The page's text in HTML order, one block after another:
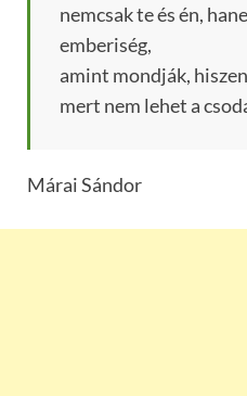
nemcsak te és én,
emberiség,
amint mondják,
mert nem lehet a
Márai Sándor